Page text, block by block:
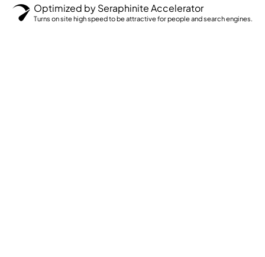
Optimized by Seraphinite Accelerator
Turns on site high speed to be attractive for people and search engines.